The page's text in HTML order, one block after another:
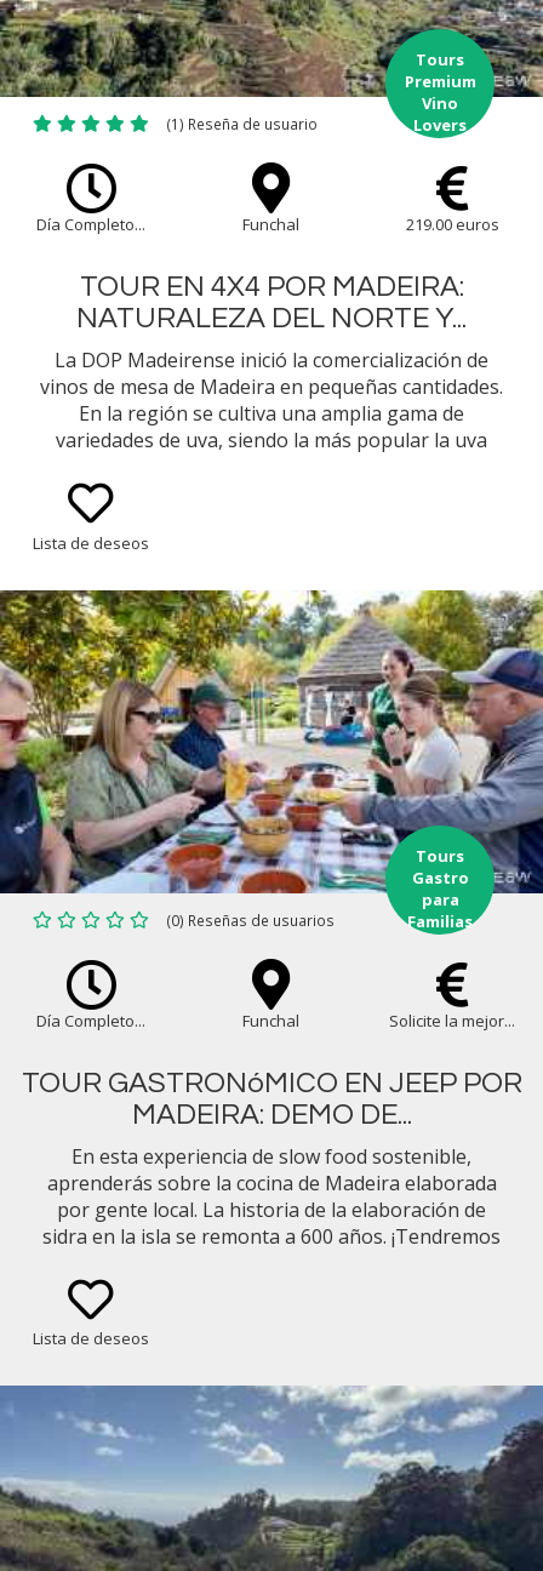
(1) Reseña de usuario
Tours
Premium
Vino
Lovers
Día Completo... Funchal 219.00 euros
TOUR EN 4X4 POR MADEIRA:
NATURALEZA DEL NORTE Y...
La DOP Madeirense inició la comercialización de
vinos de mesa de Madeira en pequeñas cantidades.
En la región se cultiva una amplia gama de
variedades de uva, siendo la más popular la uva
100 % monovarietal. Cataremos estos vinos jóvenes
en varios entornos: el propietario de la Quinta do
Barbusano, Antonio, ha trabajado duro para crear
del Valle de Sao Vicente.
Lista de deseos
(0) Reseñas de usuarios
Tours
Gastro
para
Familias
Día Completo... Funchal Solicite la mejor...
TOUR GASTRONóMICO EN JEEP POR
MADEIRA: DEMO DE...
En esta experiencia de slow food sostenible,
aprenderás sobre la cocina de Madeira elaborada
por gente local. La historia de la elaboración de
sidra en la isla se remonta a 600 años. ¡Tendremos
Lista de deseos